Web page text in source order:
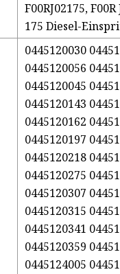
F00RJ02175, F00R
175 Diesel-
0445120030
0445120056
0445120045
0445120143
0445120162
0445120197
0445120218
0445120275
0445120307
0445120315
0445120341
0445120359
0445124005